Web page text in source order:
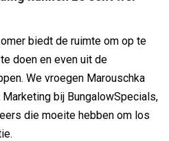
biedt de ruimte om op te
doen en even uit de
We vroegen Marouschka
bij BungalowSpecials,
die moeite hebben om los